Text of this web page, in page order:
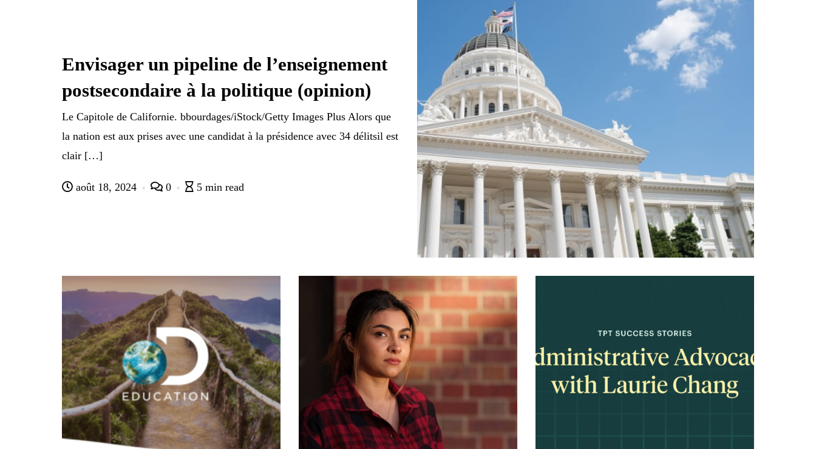
Envisager un pipeline de l’enseignement
postsecondaire à la politique (opinion)
Le Capitole de Californie. bbourdages/iStock/Getty Images Plus Alors que
la nation est aux prises avec une candidat à la présidence avec 34 délitsil est
clair […]
août 18, 2024 0 5 min read